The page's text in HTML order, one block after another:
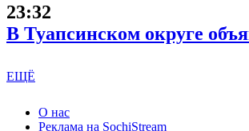
23:32
В Туапсинском округе
ЕЩЁ
О нас
Реклама на SochiStream